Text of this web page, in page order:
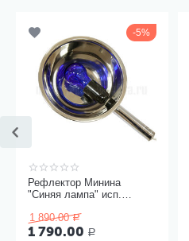
5%
Рефлектор Минина
"Синяя лампа" исп.
1 890.00 Р
1 790.00 Р